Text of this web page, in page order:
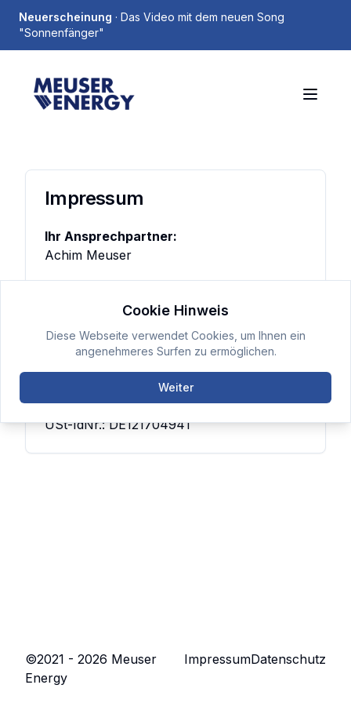
Neuerscheinung · Das Video mit dem neuen Song
"Sonnenfänger"
Impressum
Ihr Ansprechpartner:
Achim Meuser
D-41179 Mönchengladbach
+49 2161 958896
Fax:+49 2161 958894
info@meuser.energy
USt-IdNr.: DE121704941
©2021 - 2026 Meuser
Energy
ImpressumDatenschutz
Cookie Hinweis
Diese Webseite verwendet Cookies, um Ihnen ein
angenehmeres Surfen zu ermöglichen.
Weiter